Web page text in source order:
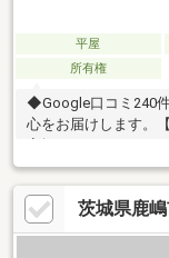
平屋
所有権
◆Google口コミ240
心をお届けします。
茨城県鹿